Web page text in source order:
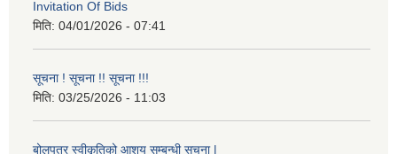
Invitation Of Bids
मिति: 04/01/2026 - 07:41
सूचना ! सूचना !! सूचना !!!
मिति: 03/25/2026 - 11:03
बोलपत्र स्वीकृतिको आशय सम्बन्धी सूचना |